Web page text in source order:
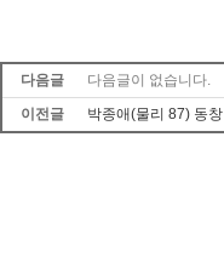
다음글
다음글이 없습니다.
이전글
박종애(물리 87) 동창